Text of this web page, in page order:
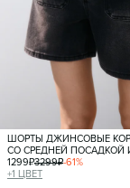
ШОРТЫ ДЖИНСОВЫЕ
СО СРЕДНЕЙ ПОСАДКОЙ
1299₽3299₽-61%
+1 ЦВЕТ